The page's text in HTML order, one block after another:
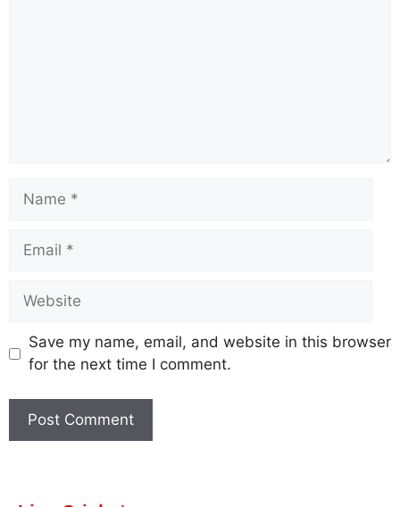
Save my name, email, and website in this browser
for the next time I comment.